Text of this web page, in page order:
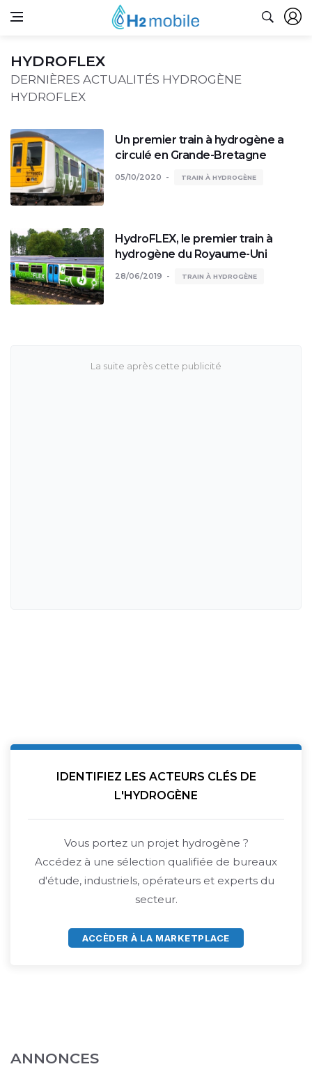
HYDROFLEX
DERNIÈRES ACTUALITÉS HYDROGÈNE
HYDROFLEX
Un premier train à hydrogène a
circulé en Grande-Bretagne
05/10/2020 TRAIN À HYDROGÈNE
HydroFLEX, le premier train à
hydrogène du Royaume-Uni
28/06/2019 TRAIN À HYDROGÈNE
IDENTIFIEZ LES ACTEURS CLÉS DE
L'HYDROGÈNE
Vous portez un projet hydrogène ?
Accédez à une sélection qualifiée de bureaux
d'étude, industriels, opérateurs et experts du
secteur.
ACCÈDER À LA MARKETPLACE
ANNONCES